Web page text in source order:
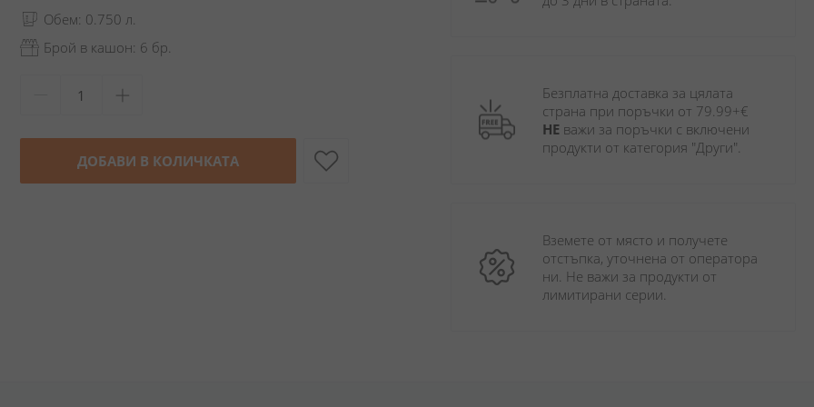
Обем: 0.750 л.
Брой в кашон: 6 бр.
ДОБАВИ В КОЛИЧКАТА
Безплатна доставка за цялата
НЕ важи за поръчки с включени
продукти от категория "Други".
Вземете от място и получете
отстъпка, уточнена от оператора
ни. Не важи за продукти от
лимитирани серии.